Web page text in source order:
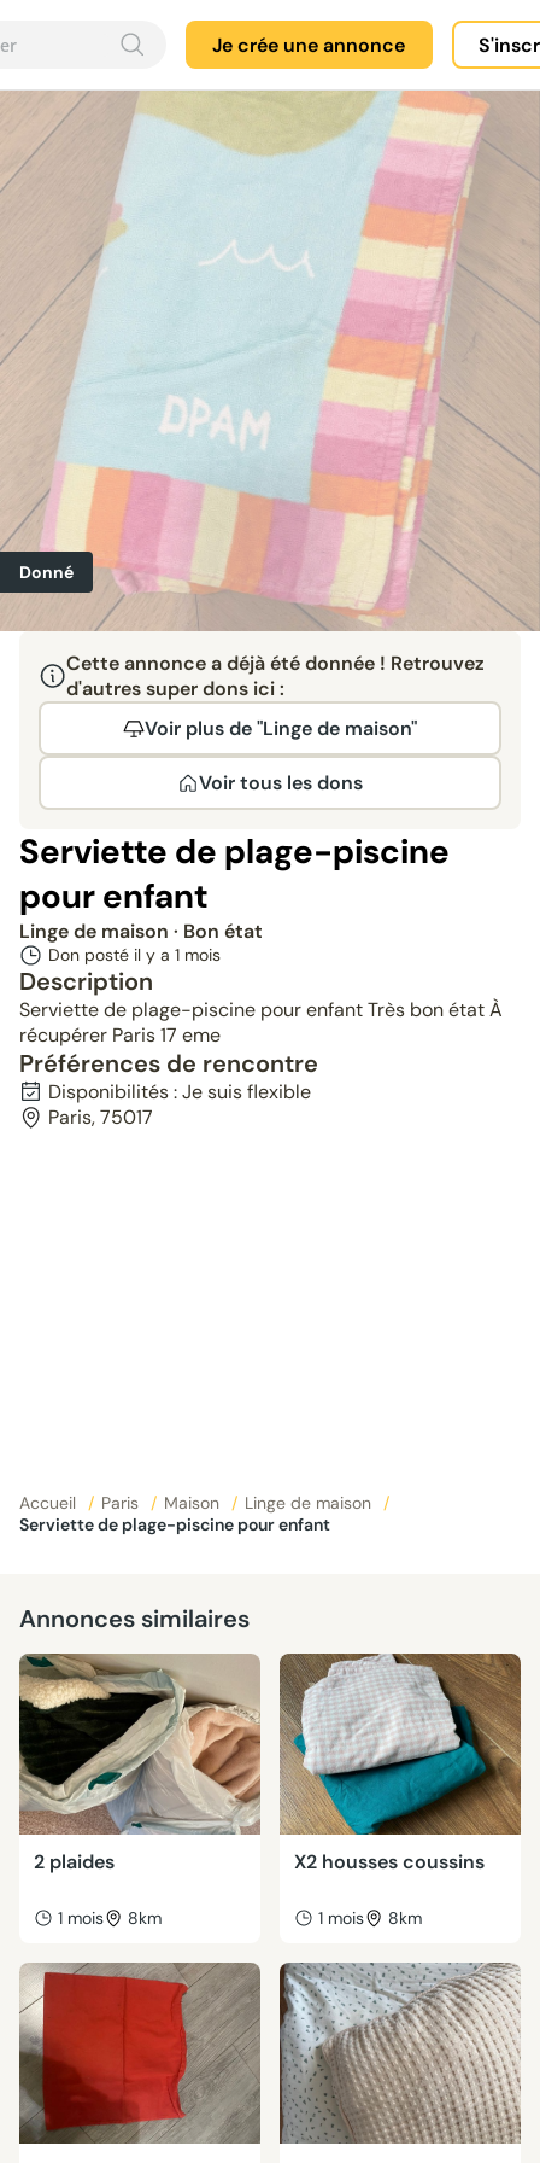
Je crée une annonce
Donné
Cette annonce a déjà été donnée ! Retrouvez
d'autres super dons ici :
Voir plus de "Linge de maison"
Voir tous les dons
Serviette de plage-piscine
pour enfant
Linge de maison · Bon état
Don posté il y a 1 mois
Description
Serviette de plage-piscine pour enfant Très bon état À
récupérer Paris 17 eme
Préférences de rencontre
Disponibilités : Je suis flexible
Paris, 75017
Accueil / Paris / Maison / Linge de maison
/
Serviette de plage-piscine pour enfant
Annonces similaires
2 plaides
1 mois 8km
X2 housses coussins
1 mois 8km